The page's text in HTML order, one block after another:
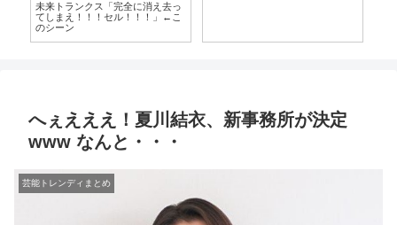
未来トランクス「完全に消え去っ
てしまえ！！！セル！！！」←こ
のシーン
へぇえええ！夏川結衣、新事務所が決定
www なんと・・・
芸能トレンディまとめ